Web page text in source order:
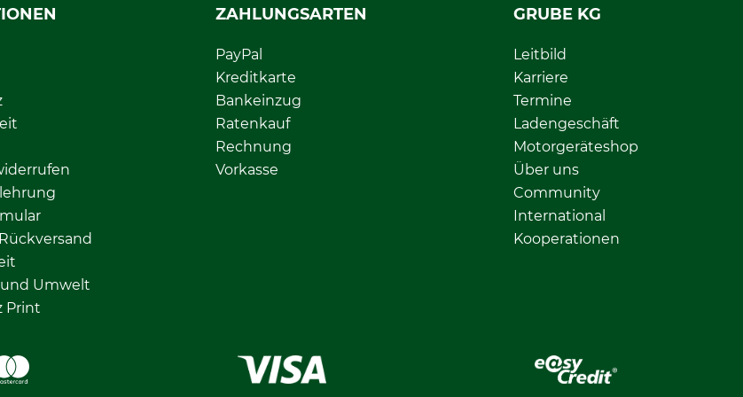
Umwelt
Print
ZAHLUNGSARTEN
PayPal
Kreditkarte
Bankeinzug
Ratenkauf
Rechnung
Vorkasse
GRUBE KG
Leitbild
Karriere
Termine
Ladengeschäft
Motorgeräteshop
Über uns
Community
International
Kooperationen